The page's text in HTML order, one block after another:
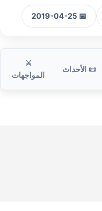
📅 2019-04-25
📜 الأحداث
⚔️
المواجهات